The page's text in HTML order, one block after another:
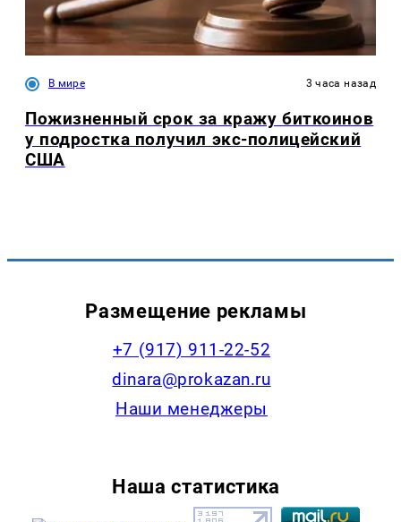
В мире 3 часа назад
Пожизненный срок за кражу биткоинов
у подростка получил экс-полицейский
США
Размещение рекламы
+7 (917) 911-22-52
dinara@prokazan.ru
Наши менеджеры
Наша статистика